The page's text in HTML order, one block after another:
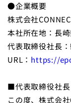
●企業概要
株式会社
本社所在地：長
代表取締役社長
URL： https://
■代表取締役社
この度、株式会